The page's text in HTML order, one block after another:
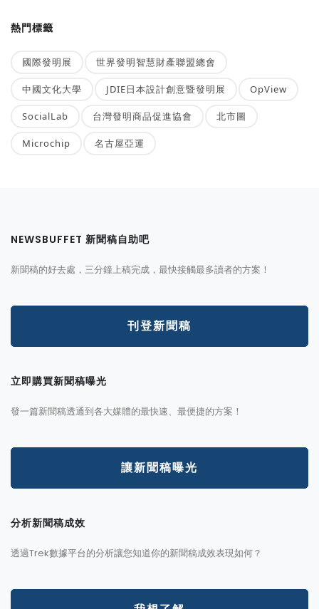
熱門標籤
國際發明展 世界發明智慧財產聯盟總會
中國文化大學 JDIE日本設計創意暨發明展 OpView
SocialLab 台灣發明商品促進協會 北市圖
Microchip 名古屋亞運
NEWSBUFFET 新聞稿自助吧
新聞稿的好去處，三分鐘上稿完成，最快接觸最多讀者的方案！
刊登新聞稿
立即購買新聞稿曝光
發一篇新聞稿透通到各大媒體的最快速、最便捷的方案！
讓新聞稿曝光
分析新聞稿成效
透過Trek數據平台的分析讓您知道你的新聞稿成效表現如何？